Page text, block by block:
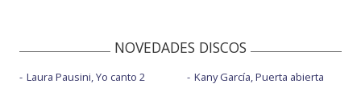
NOVEDADES DISCOS
Laura Pausini, Yo canto 2
Kany García, Puerta abierta